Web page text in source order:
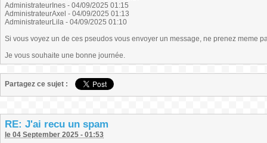
AdministrateurInes - 04/09/2025 01:15
AdministrateurAxel - 04/09/2025 01:13
AdministrateurLila - 04/09/2025 01:10
Si vous voyez un de ces pseudos vous envoyer un message, ne prenez meme
Je vous souhaite une bonne journée.
Partagez ce sujet :
RE: J'ai recu un spam
le 04 September 2025 - 01:53